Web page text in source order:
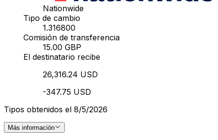
Nationwide
Tipo de cambio
1.316800
Comisión de transferencia
15.00 GBP
El destinatario recibe
26,316.24 USD
-347.75 USD
Tipos obtenidos el 8/5/2026
Más información